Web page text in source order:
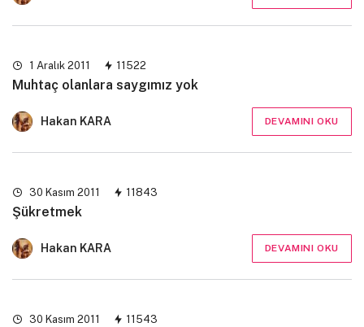
1 Aralık 2011 11522
Muhtaç olanlara saygımız yok
Hakan KARA DEVAMINI OKU
30 Kasım 2011 11843
Şükretmek
Hakan KARA DEVAMINI OKU
30 Kasım 2011 11543